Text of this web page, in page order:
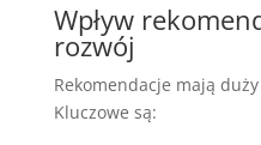
Wpływ
rozwój
Rekomendacje mają
Kluczowe są: